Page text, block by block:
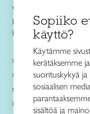
67100 Kokkola
puh. +358 44 3363500
Kurssit ja leirit
Koulutus ja muu
Ajankohtaista
Toimipaikat
Sopiiko
käyttö?
Käytämme
kerätäksemme
suorituskykyä
sosiaalisen
sisältöä ja